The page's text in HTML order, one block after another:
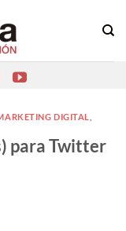
DIGITAL
para Twitter